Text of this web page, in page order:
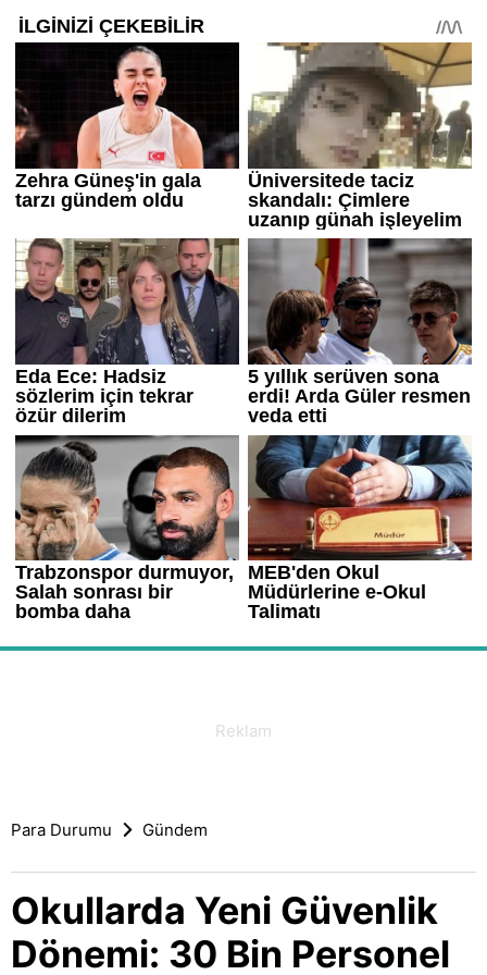
Para Durumu Gündem
Okullarda Yeni Güvenlik
Dönemi: 30 Bin Personel